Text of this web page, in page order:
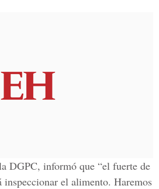
DGPC, informó que “el fuerte de
inspeccionar el alimento. Haremos